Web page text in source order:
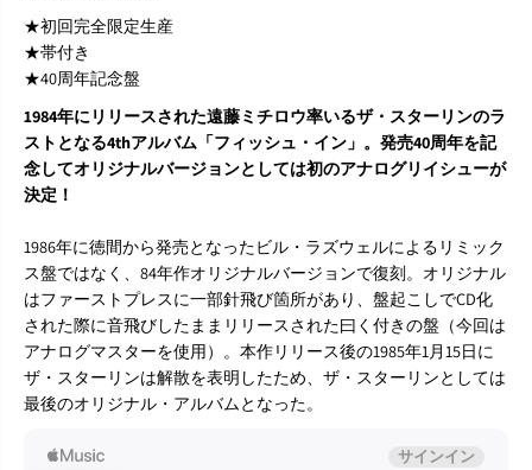
★初回完全限定生産
★帯付き
★40周年記念盤
1984年にリリースされた遠藤ミチロウ率いるザ・スターリンのラ
ストとなる4thアルバム「フィッシュ・イン」。発売40周年を記
念してオリジナルバージョンとしては初のアナログリイシューが
決定！
1986年に徳間から発売となったビル・ラズウェルによるリミック
ス盤ではなく、84年作オリジナルバージョンで復刻。オリジナル
はファーストプレスに一部針飛び箇所があり、盤起こしでCD化
された際に音飛びしたままリリースされた曰く付きの盤（今回は
アナログマスターを使用）。本作リリース後の1985年1月15日に
ザ・スターリンは解散を表明したため、ザ・スターリンとしては
最後のオリジナル・アルバムとなった。